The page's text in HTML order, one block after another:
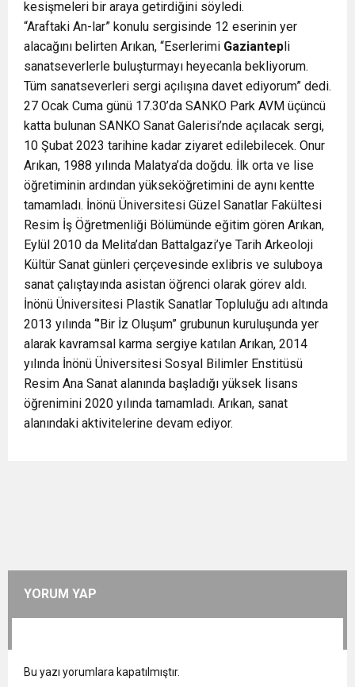
kesişmeleri bir araya getirdiğini söyledi.
“Araftaki An-lar” konulu sergisinde 12 eserinin yer
alacağını belirten Arıkan, “Eserlerimi Gaziantep li
sanatseverlerle buluşturmayı heyecanla bekliyorum.
Tüm sanatseverleri sergi açılışına davet ediyorum” dedi.
27 Ocak Cuma günü 17.30’da SANKO Park AVM üçüncü
katta bulunan SANKO Sanat Galerisi’nde açılacak sergi,
10 Şubat 2023 tarihine kadar ziyaret edilebilecek. Onur
Arıkan, 1988 yılında Malatya’da doğdu. İlk orta ve lise
öğretiminin ardından yükseköğretimini de aynı kentte
tamamladı. İnönü Üniversitesi Güzel Sanatlar Fakültesi
Resim İş Öğretmenliği Bölümünde eğitim gören Arıkan,
Eylül 2010 da Melita’dan Battalgazi’ye Tarih Arkeoloji
Kültür Sanat günleri çerçevesinde exlibris ve suluboya
sanat çalıştayında asistan öğrenci olarak görev aldı.
İnönü Üniversitesi Plastik Sanatlar Topluluğu adı altında
2013 yılında “’Bir İz Oluşum” grubunun kuruluşunda yer
alarak kavramsal karma sergiye katılan Arıkan, 2014
yılında İnönü Üniversitesi Sosyal Bilimler Enstitüsü
Resim Ana Sanat alanında başladığı yüksek lisans
öğrenimini 2020 yılında tamamladı. Arıkan, sanat
alanındaki aktivitelerine devam ediyor.
YORUM YAP
Bu yazı yorumlara kapatılmıştır.